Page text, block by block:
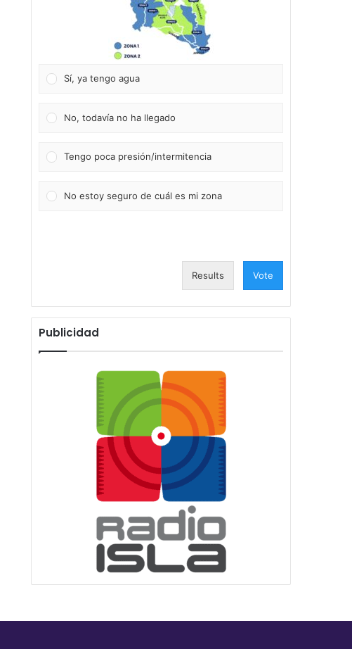
Sí, ya tengo agua
No, todavía no ha llegado
Tengo poca presión/intermitencia
No estoy seguro de cuál es mi zona
Results Vote
Publicidad